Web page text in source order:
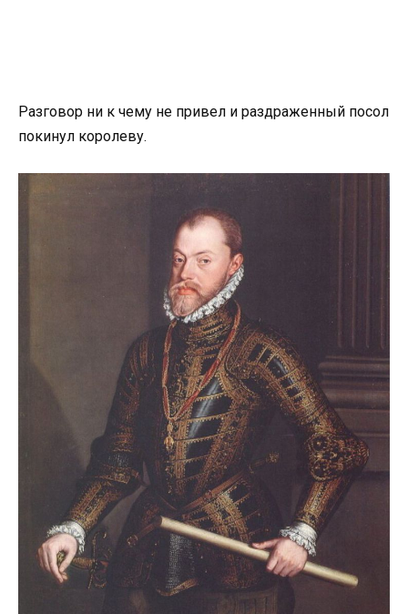
Разговор ни к чему не привел и раздраженный посол
покинул королеву.